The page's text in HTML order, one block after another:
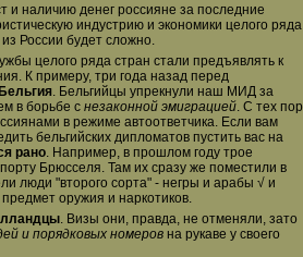
и наличию денег россияне за последние
индустрию и экономики целого ряда
России будет сложно.
целого ряда стран стали предъявлять к
К примеру, три года назад перед
Бельгия. Бельгийцы упрекнули наш МИД за
в борьбе снезаконной эмиграцией. С тех пор
в режиме автоответчика. Если вам
бельгийских дипломатов пустить вас на
рано. Например, в прошлом году трое
Брюсселя. Там их сразу же поместили в
люди "второго сорта" - негры и арабы √ и
оружия и наркотиков.
. Визы они, правда, не отменяли, зато
и порядковых номеровна рукаве у своего